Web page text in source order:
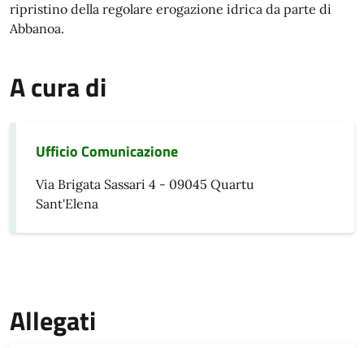
ripristino della regolare erogazione idrica da parte di
Abbanoa.
A cura di
Ufficio Comunicazione
Via Brigata Sassari 4 - 09045 Quartu
Sant'Elena
Allegati